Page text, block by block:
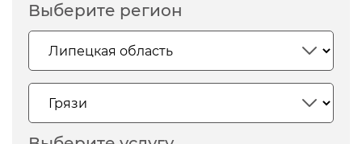
Выберите регион